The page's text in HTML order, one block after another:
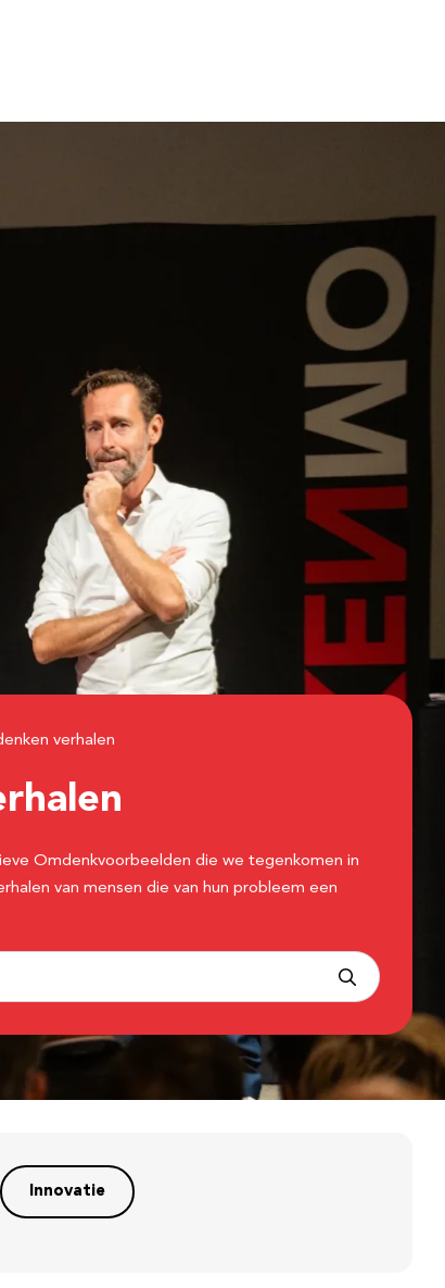
verhalen
Omdenkvoorbeelden die we tegenkomen in
van mensen die van hun probleem een
Innovatie